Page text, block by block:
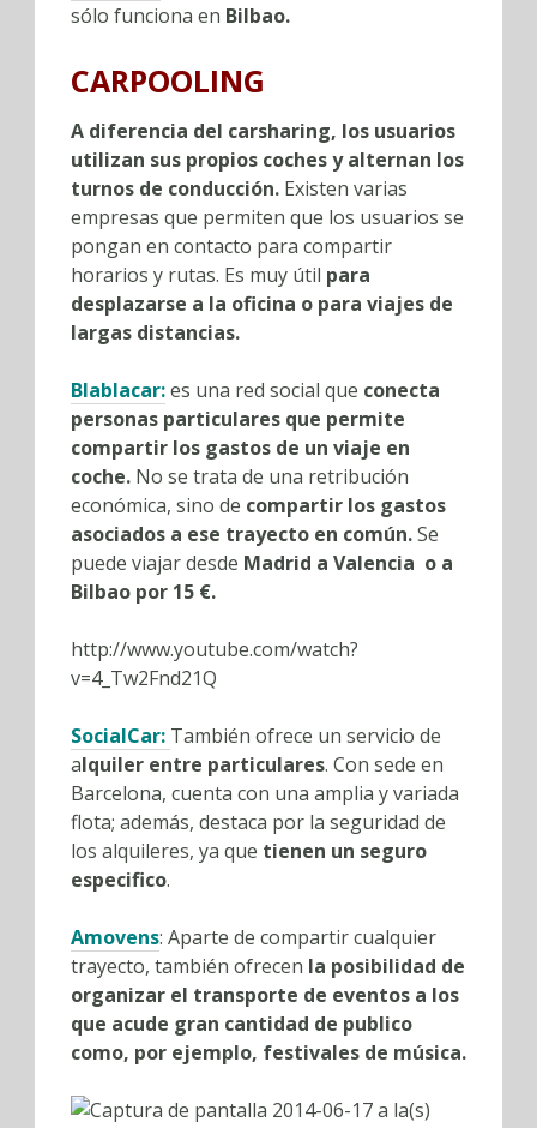
sólo funciona en Bilbao.
CARPOOLING
A diferencia del carsharing, los usuarios
utilizan sus propios coches y alternan los
turnos de conducción. Existen varias
empresas que permiten que los usuarios se
pongan en contacto para compartir
horarios y rutas. Es muy útil para
desplazarse a la oficina o para viajes de
largas distancias.
Blablacar:es una red social que conecta
personas particulares que permite
compartir los gastos de un viaje en
coche. No se trata de una retribución
económica, sino de compartir los gastos
asociados a ese trayecto en común.Se
puede viajar desde Madrid a Valencia o a
Bilbao por 15 €.
http://www.youtube.com/watch?
v=4_Tw2Fnd21Q
SocialCar: También ofrece un servicio de
alquiler entre particulares. Con sede en
Barcelona, cuenta con una amplia y variada
flota; además, destaca por la seguridad de
los alquileres, ya que tienen un seguro
especifico.
Amovens: Aparte de compartir cualquier
trayecto, también ofrecen la posibilidad de
organizar el transporte de eventos a los
que acude gran cantidad de publico
como, por ejemplo, festivales de música.